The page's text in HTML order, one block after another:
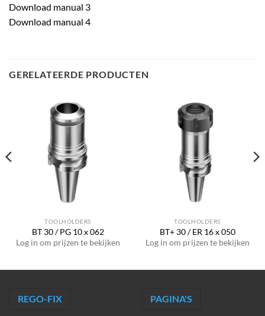
Download manual 3
Download manual 4
GERELATEERDE PRODUCTEN
TOOLHOLDERS
BT 30 / PG 10 x 062
Log in om prijzen te bekijken
TOOLHOLDERS
BT+ 30 / ER 16 x 050
Log in om prijzen te bekijken
REGO-FIX PAGINA'S